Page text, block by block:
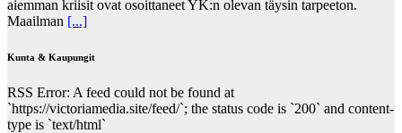
aiemman kriisit ovat osoittaneet YK:n olevan täysin tarpeeton.
Maailman [...]
Kunta & Kaupungit
RSS Error: A feed could not be found at
`https://victoriamedia.site/feed/`; the status code is `200` and content-
type is `text/html`